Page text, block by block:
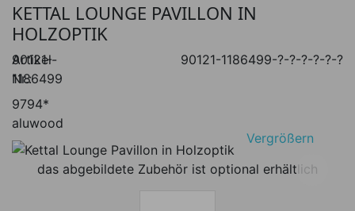
KETTAL LOUNGE PAVILLON IN
HOLZOPTIK
Artikel-
Nr.:
9794*
aluwood
90121-
1186499
90121-1186499-?-?-?-?-?-?
Vergrößern
das abgebildete Zubehör ist optional erhältlich